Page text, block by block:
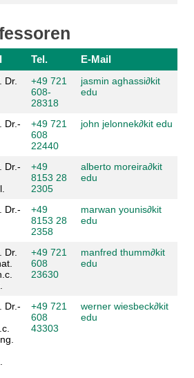
Tel. E-Mail
Dr.
+49 721
608-
28318
jasmin aghassi∂kit
edu
Dr.-
+49 721
608
22440
john jelonnek∂kit edu
Dr.-
+49
8153 28
2305
alberto moreira∂kit
edu
Dr.-
+49
8153 28
2358
marwan younis∂kit
edu
Dr.
+49 721
608
23630
manfred thumm∂kit
edu
Dr.-
+49 721
608
43303
werner wiesbeck∂kit
edu